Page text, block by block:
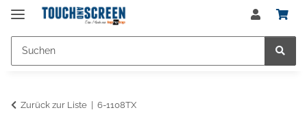
Zurück zur Liste 6-1108TX